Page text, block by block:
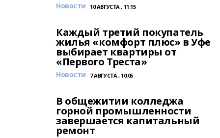
Новости 10 АВГУСТА , 11:15
Каждый третий покупатель
жилья «комфорт плюс» в Уфе
выбирает квартиры от
«Первого Треста»
Новости 7 АВГУСТА , 10:05
В общежитии колледжа
горной промышленности
завершается капитальный
ремонт